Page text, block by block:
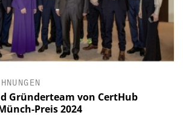
Gründerteam von CertHub
Preis 2024